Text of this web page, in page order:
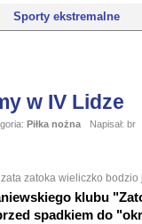
Sporty ekstremalne
w IV Lidze
Piłka nożna Napisał: br
zata zatoka wieliczko bodzio
klubu
spadkiem do